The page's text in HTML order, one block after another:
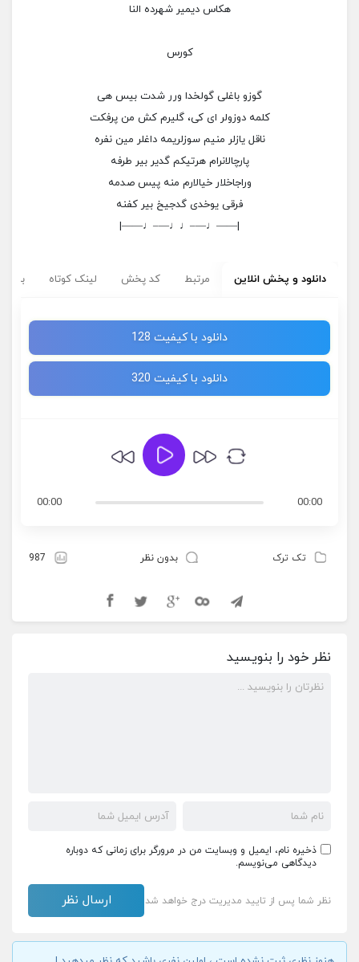
هکاس دیمیر شهرده النا
کورس
گوزو باغلی گولخدا ورر شدت بیس هی
کلمه دوزولر ای کی، گلیرم کش من پرفکت
ناقل یازلر منیم سوزلریمه داغلر مین نفره
پارچالانرام هرتیکم گدیر بیر طرفه
وراجاخلار خیالارم منه پیس صدمه
فرقی یوخدی گدجیخ بیر کفنه
|——♩—–♩♩—–♩——|
دانلود و پخش انلاین مرتبط کد پخش لینک کوتاه
دانلود با کیفیت 128
دانلود با کیفیت 320
00:00
00:00
تک ترک بدون نظر 987
نظر خود را بنویسید
ذخیره نام، ایمیل و وبسایت من در مرورگر برای زمانی که دوباره
دیدگاهی می‌نویسم.
نظر شما پس از تایید مدیریت درج خواهد شد